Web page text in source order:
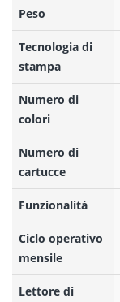
Peso
Tecnologia di
stampa
Numero di
colori
Numero di
cartucce
Funzionalità
Ciclo operativo
mensile
Lettore di